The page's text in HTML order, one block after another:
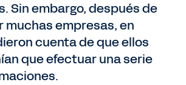
Sin embargo, después de
empresas, en
cuenta de que ellos
que efectuar una serie